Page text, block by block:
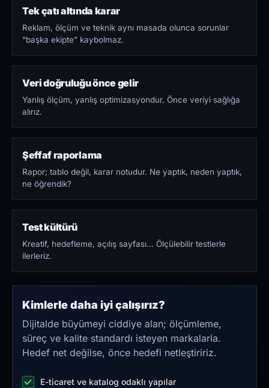
Tek çatı altında karar
Reklam, ölçüm ve teknik aynı masada olunca sorunlar
“başka ekipte” kaybolmaz.
Veri doğruluğu önce gelir
Yanlış ölçüm, yanlış optimizasyondur. Önce veriyi sağlığa
alırız.
Şeffaf raporlama
Rapor; tablo değil, karar notudur. Ne yaptık, neden yaptık,
ne öğrendik?
Test kültürü
Kreatif, hedefleme, açılış sayfası… Ölçülebilir testlerle
ilerleriz.
Kimlerle daha iyi çalışırız?
Dijitalde büyümeyi ciddiye alan; ölçümleme,
süreç ve kalite standardı isteyen markalarla.
Hedef net değilse, önce hedefi netleştiririz.
E-ticaret ve katalog odaklı yapılar